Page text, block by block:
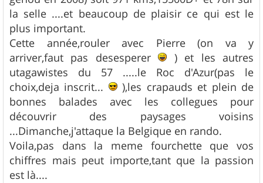
la selle ....et beaucoup de plaisir ce qui est le
plus important.
Cette année,rouler avec Pierre (on va y
arriver,faut pas desesperer
) et les autres
utagawistes du 57 .....le Roc d'Azur(pas le
choix,deja inscrit...
),les crapauds et plein de
bonnes balades avec les collegues pour
découvrir des paysages voisins
...Dimanche,j'attaque la Belgique en rando.
Voila,pas dans la meme fourchette que vos
chiffres mais peut importe,tant que la passion
est là....